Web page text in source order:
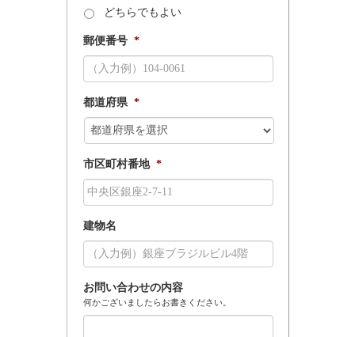
どちらでもよい
郵便番号 *
都道府県 *
市区町村番地 *
建物名
お問い合わせの内容
何かございましたらお書きください。